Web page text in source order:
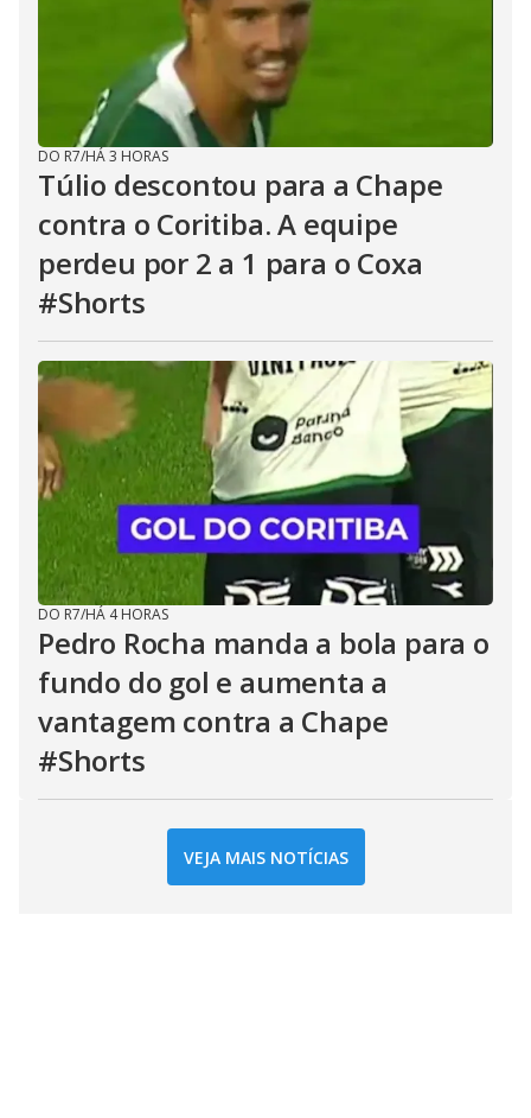
DO R7/HÁ 3 HORAS
Túlio descontou para a Chape
contra o Coritiba. A equipe
perdeu por 2 a 1 para o Coxa
#Shorts
DO R7/HÁ 4 HORAS
Pedro Rocha manda a bola para o
fundo do gol e aumenta a
vantagem contra a Chape
#Shorts
VEJA MAIS NOTÍCIAS